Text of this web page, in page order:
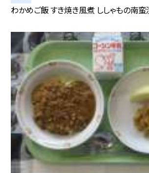
わかめご飯 すき焼き風煮 ししゃもの南